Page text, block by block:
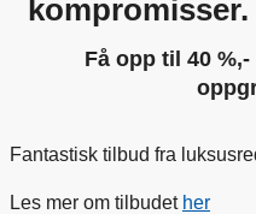
Få opp til 40
Fantastisk tilbud fra
Les mer om tilbudet her